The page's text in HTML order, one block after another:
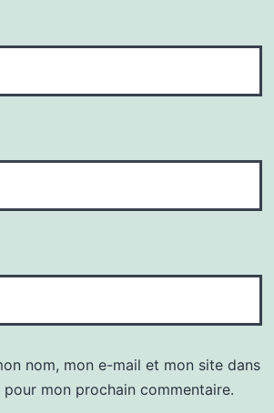
nom, mon e-mail et mon site dans
mon prochain commentaire.